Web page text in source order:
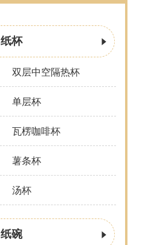
纸杯
双层中空隔热杯
单层杯
瓦楞咖啡杯
薯条杯
汤杯
纸碗